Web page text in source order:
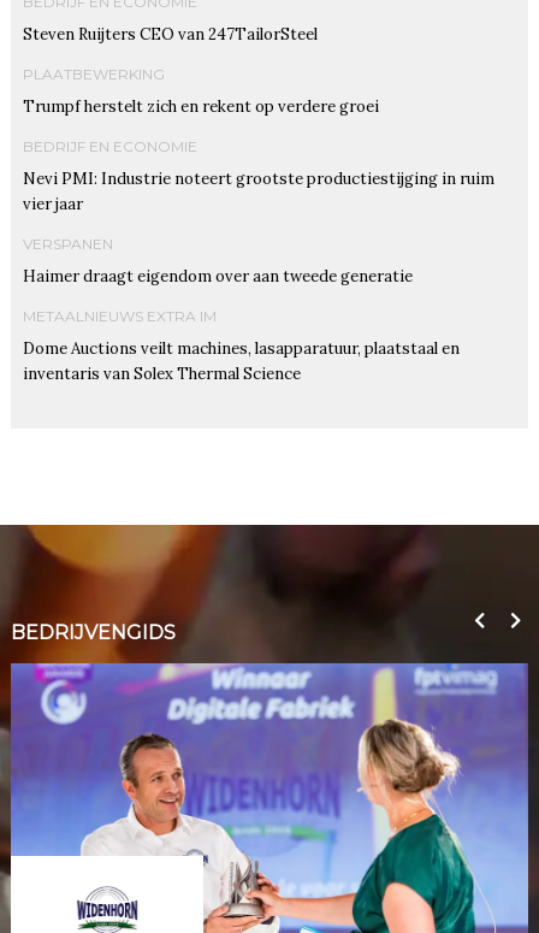
Steven Ruijters CEO van 247TailorSteel
PLAATBEWERKING
Trumpf herstelt zich en rekent op verdere groei
BEDRIJF EN ECONOMIE
Nevi PMI: Industrie noteert grootste productiestijging in ruim
vier jaar
VERSPANEN
Haimer draagt eigendom over aan tweede generatie
METAALNIEUWS EXTRA IM
Dome Auctions veilt machines, lasapparatuur, plaatstaal en
inventaris van Solex Thermal Science
BEDRIJVENGIDS